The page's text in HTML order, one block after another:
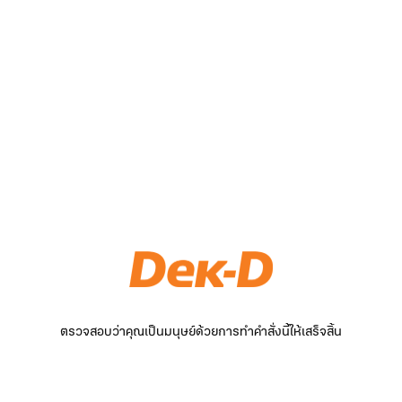
ตรวจสอบว่าคุณเป็นมนุษย์ด้วยการทำคำสั่งนี้ให้เสร็จสิ้น